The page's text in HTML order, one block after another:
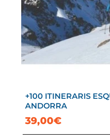
+100 ITINERARIS
ANDORRA
39,00€